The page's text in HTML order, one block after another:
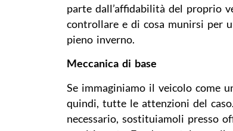
parte dall’affidabilità del proprio
controllare e di cosa munirsi per
pieno inverno.
Meccanica di base
Se immaginiamo il veicolo come
quindi, tutte le attenzioni del
necessario, sostituiamoli presso